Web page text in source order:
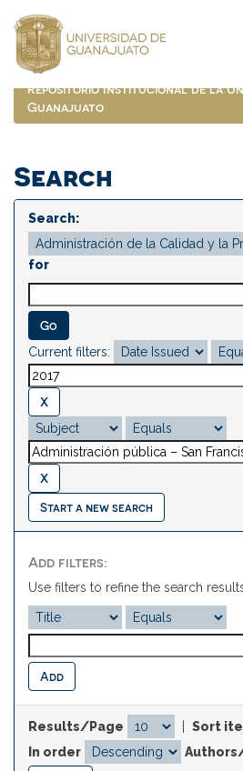
navigation
Repositorio Institucional de la
Guanajuato
Search
Search:
for
Current filters:
Start a new search
Add filters:
Use filters to refine the search
Results/Page
Sort
In order